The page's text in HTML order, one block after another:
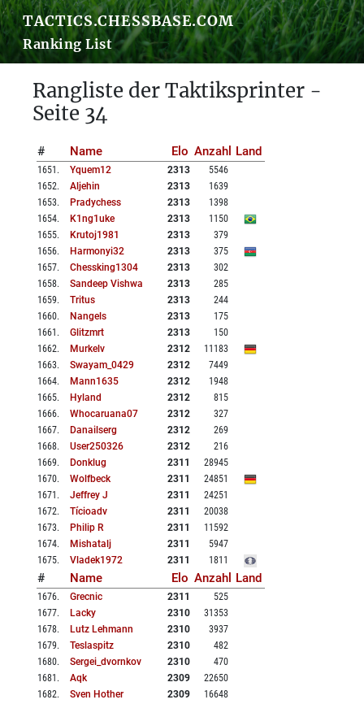
TACTICS.CHESSBASE.COM
Ranking List
Rangliste der Taktiksprinter -
Seite 34
# Name Elo Anzahl Land
1651 . Yquem12 2313
5546
1652. Aljehin 2313
1639
1653. Pradychess 2313
1398
1654. K1ng1uke 2313
1150
1655. Krutoj1981 2313
379
1656. Harmonyi32 2313
375
1657. Chessking1304 2313
302
1658. Sandeep Vishwa 2313
285
1659. Tritus 2313
244
1660. Nangels 2313
175
1661 . Glitzmrt 2313
150
1662. Murkelv 2312
11183
1663. Swayam_0429 2312
7449
1664. Mann1635 2312
1948
1665. Hyland 2312
815
1666. Whocaruana07 2312
327
1667. Danailserg 2312
269
1668. User250326 2312
216
1669. Donklug 2311
28945
1670. Wolfbeck 2311
24851
1671 . Jeffrey J 2311
24251
1672. Tícioadv 2311
20038
1673. Philip R 2311
11592
1674. Mishatalj 2311
5947
1675. Vladek1972 2311 1811
# Name Elo Anzahl Land
1676. Grecnic 2311
525
1677. Lacky 2310
31353
1678. Lutz Lehmann 2310
3937
1679. Teslaspitz 2310
482
1680. Sergei_dvornkov 2310
470
1681 . Aqk 2309
22650
1682. Sven Hother 2309
16648